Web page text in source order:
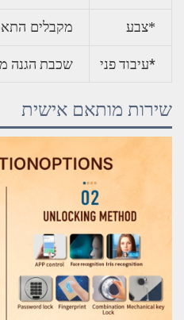
*צבע מקבלים
*עיבוד פני שכבת הגנה
שירות מותאם אישית